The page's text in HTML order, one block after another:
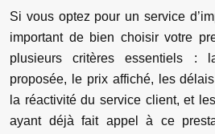
Si vous optez pour un service
important de bien choisir votre
plusieurs critères essentiels :
proposée, le prix affiché, les
la réactivité du service client, et
ayant déjà fait appel à ce